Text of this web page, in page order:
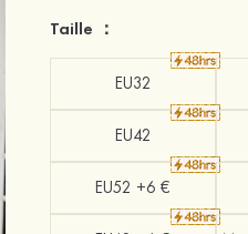
Taille ：
EU32
EU42
EU52 +6 €